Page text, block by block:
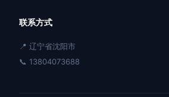
联系方式
📍 辽宁省沈阳市
📞 13804073688